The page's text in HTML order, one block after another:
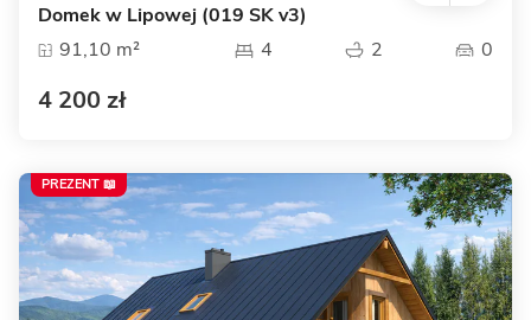
Domek w Lipowej (019 SK v3)
91,10 m²
4 2 0
4 200 zł
PREZENT 📖